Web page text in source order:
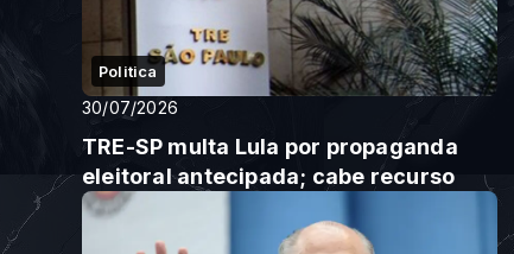
Politica
30/07/2026
TRE-SP multa Lula por propaganda
eleitoral antecipada; cabe recurso